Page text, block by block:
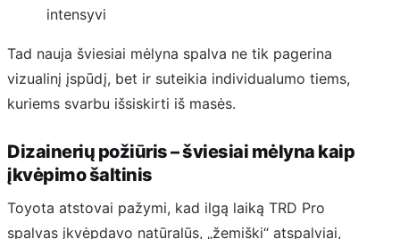
intensyvi
Tad nauja šviesiai mėlyna spalva ne tik pagerina
vizualinį įspūdį, bet ir suteikia individualumo tiems,
kuriems svarbu išsiskirti iš masės.
Dizainerių požiūris – šviesiai mėlyna kaip
įkvėpimo šaltinis
Toyota atstovai pažymi, kad ilgą laiką TRD Pro
spalvas įkvėpdavo natūralūs, „žemiški“ atspalviai,